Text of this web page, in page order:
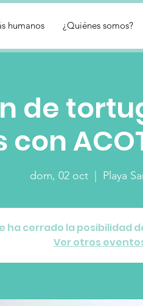
humanos ¿Quiénes somos?
de
con
dom, 02 oct
  |
Playa
ha cerrado la posibilidad
Ver otros